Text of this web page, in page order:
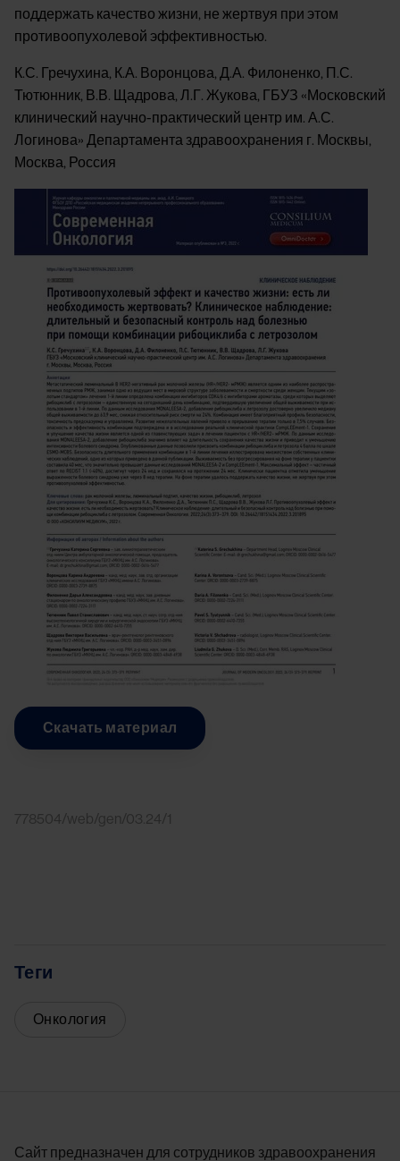
поддержать качество жизни, не жертвуя при этом
противоопухолевой эффективностью.
К.С. Гречухина, К.А. Воронцова, Д.А. Филоненко, П.С.
Тютюнник, В.В. Щадрова, Л.Г. Жукова, ГБУЗ «Московский
клинический научно-практический центр им. А.С.
Логинова» Департамента здравоохранения г. Москвы,
Москва, Россия
Скачать материал
778504/web/gen/03.24/1
Теги
Онкология
Сайт предназначен для сотрудников здравоохранения